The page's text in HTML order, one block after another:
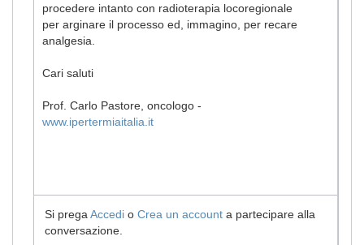
procedere intanto con radioterapia locoregionale
per arginare il processo ed, immagino, per recare
analgesia.
Cari saluti
Prof. Carlo Pastore, oncologo -
www.ipertermiaitalia.it
Si prega Accedi o Crea un account a partecipare alla
conversazione.